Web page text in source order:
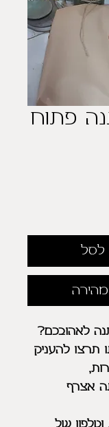
פתוח
לסל
מהירה
לאהובכם?
תרצו להעניק
אצרף
של